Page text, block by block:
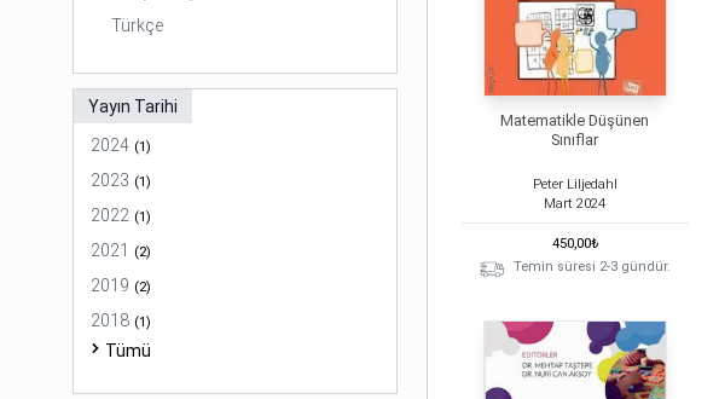
Türkçe
Yayın Tarihi
2024 (1)
2023 (1)
2022 (1)
2021 (2)
2019 (2)
2018 (1)
Tümü
Matematikle Düşünen
Sınıflar
Peter Liljedahl
Mart 2024
450,00₺
Temin süresi 2-3 gündür.